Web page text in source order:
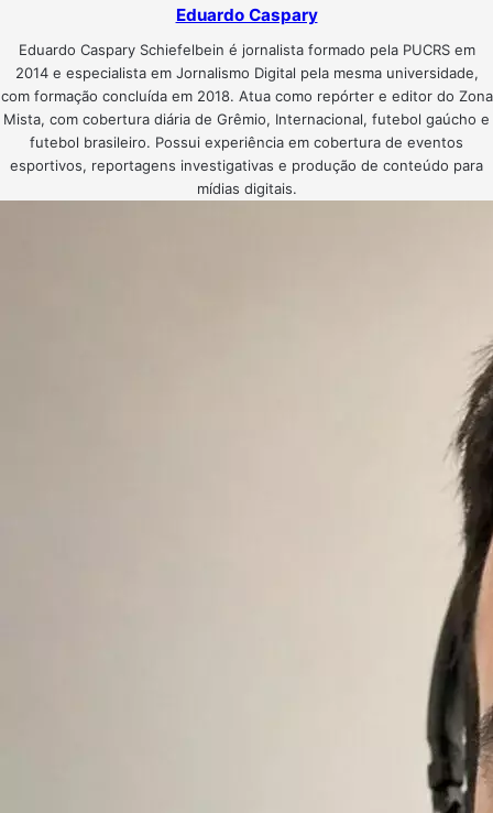
Eduardo Caspary
Eduardo Caspary Schiefelbein é jornalista formado pela PUCRS em
2014 e especialista em Jornalismo Digital pela mesma universidade,
com formação concluída em 2018. Atua como repórter e editor do Zona
Mista, com cobertura diária de Grêmio, Internacional, futebol gaúcho e
futebol brasileiro. Possui experiência em cobertura de eventos
esportivos, reportagens investigativas e produção de conteúdo para
mídias digitais.